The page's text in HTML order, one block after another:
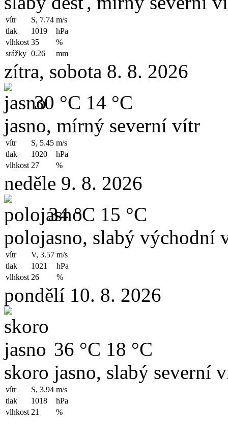
vítr S, 7.74 m/s
tlak
1019
hPa
vlhkost 35
%
srážky 0.26 mm
zítra, sobota 8. 8. 2026
30 °C 14 °C
jasno, mírný severní vítr
vítr S, 5.45 m/s
tlak
1020
hPa
vlhkost 27 %
neděle 9. 8. 2026
34 °C 15 °C
polojasno, slabý východní
vítr V, 3.57 m/s
tlak
1021
hPa
vlhkost 26 %
pondělí 10. 8. 2026
36 °C 18 °C
skoro jasno, slabý severní
vítr S, 3.94 m/s
tlak
1018
hPa
vlhkost 21 %